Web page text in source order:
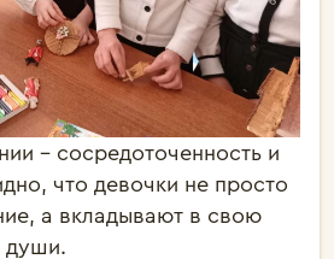
- сосредоточенность и
что девочки не просто
а вкладывают в свою
души.